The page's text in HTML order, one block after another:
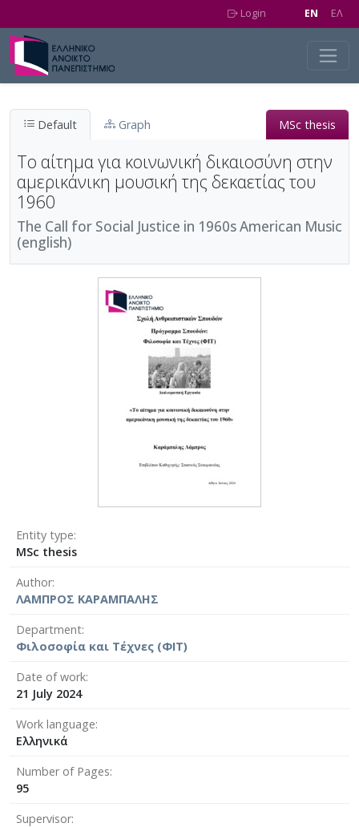
Login EN EΛ
Default Graph MSc thesis
Το αίτημα για κοινωνική δικαιοσύνη στην
αμερικάνικη μουσική της δεκαετίας του
1960
The Call for Social Justice in 1960s American Music
(english)
Entity type
MSc thesis
Author
ΛΑΜΠΡΟΣ ΚΑΡΑΜΠΑΛΗΣ
Department
Φιλοσοφία και Τέχνες (ΦΙΤ)
Date of work
21 July 2024
Work language
Ελληνικά
Number of Pages
95
Supervisor